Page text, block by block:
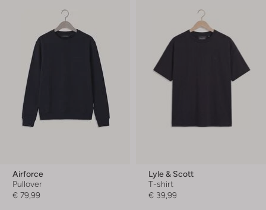
Airforce
Pullover
€ 79,99
Lyle & Scott
T-shirt
€ 39,99